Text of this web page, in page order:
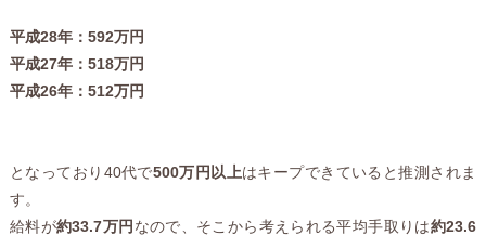
平成28年：592万円
平成27年：518万円
平成26年：512万円
となっており40代で500万円以上はキープできていると推測されま
す。
給料が約33.7万円 なので、そこから考えられる平均手取りは約23.6